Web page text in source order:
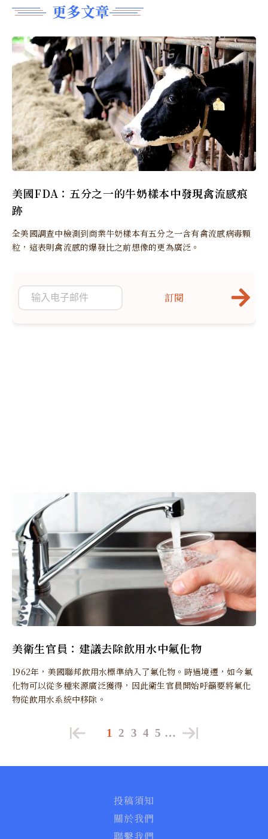
更多文章
美國FDA：五分之一的牛奶樣本中發現禽流感痕
跡
全美國調查中檢測到商業牛奶樣本有五分之一含有禽流感病毒顆
粒，這表明禽流感的爆發比之前想像的更為廣泛。
美衛生官員：建議去除飲用水中氟化物
1962年，美國聯邦飲用水標準納入了氟化物。時過境遷，如今氟
化物可以從多種來源廣泛獲得，因此衛生官員開始呼籲要將氟化
物從飲用水系統中移除。
訂閱
1 2 3 4 5 …
投稿須知
關於我們